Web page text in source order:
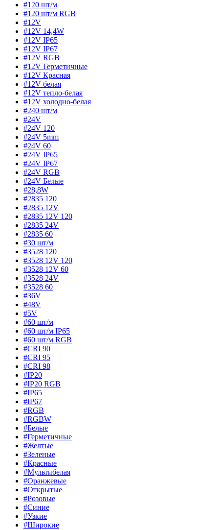
#120 шт/м
#120 шт/м RGB
#12V
#12V 14,4W
#12V IP65
#12V IP67
#12V RGB
#12V Герметичные
#12V Красная
#12V белая
#12V тепло-белая
#12V холодно-белая
#240 шт/м
#24V
#24V 120
#24V 5mm
#24V 60
#24V IP65
#24V IP67
#24V RGB
#24V Белые
#28,8W
#2835 120
#2835 12V
#2835 12V 120
#2835 24V
#2835 60
#30 шт/м
#3528 120
#3528 12V 120
#3528 12V 60
#3528 24V
#3528 60
#36V
#48V
#5V
#60 шт/м
#60 шт/м IP65
#60 шт/м RGB
#CRI 90
#CRI 95
#CRI 98
#IP20
#IP20 RGB
#IP65
#IP67
#RGB
#RGBW
#Белые
#Герметичные
#Желтые
#Зеленые
#Красные
#Мультибелая
#Оранжевые
#Открытые
#Розовые
#Синие
#Узкие
#Широкие